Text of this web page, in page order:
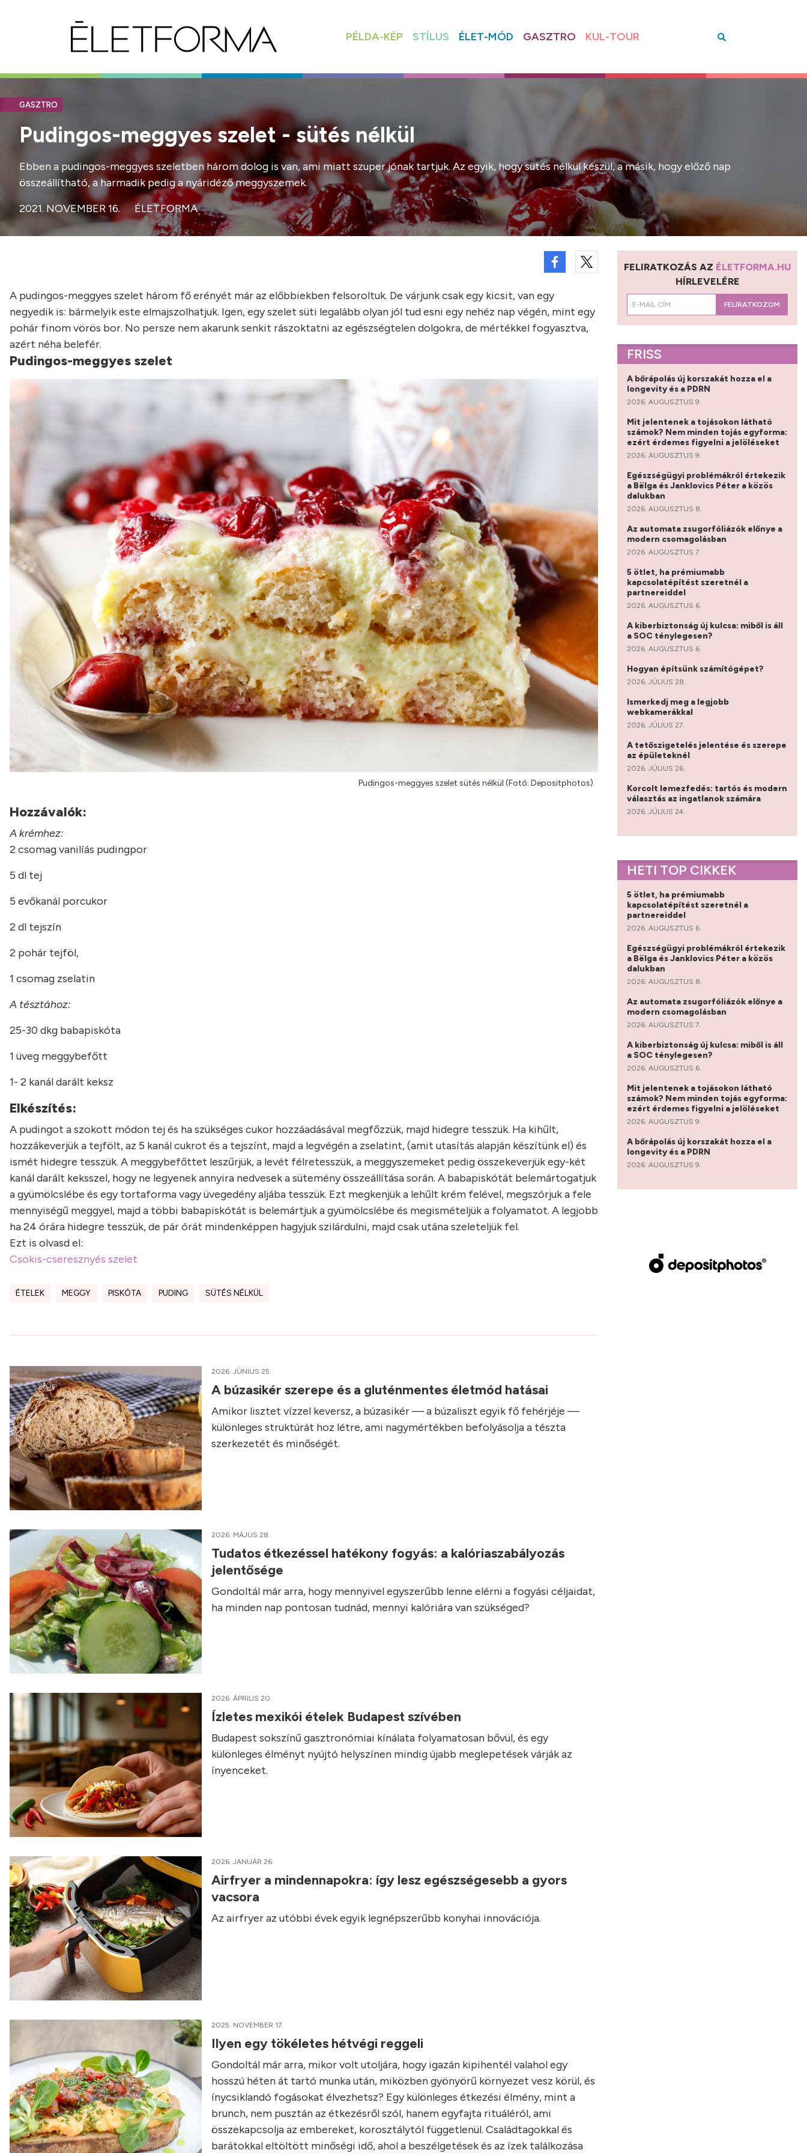
PÉLDA-KÉP STÍLUS ÉLET-MÓD GASZTRO KUL-TOUR
GASZTRO
Pudingos-meggyes szelet - sütés nélkül
Ebben a pudingos-meggyes szeletben három dolog is van, ami miatt szuper jónak tartjuk. Az egyik, hogy sütés nélkül készül, a másik, hogy előző nap
összeállítható, a harmadik pedig a nyáridéző meggyszemek.
2021. NOVEMBER 16.
ÉLETFORMA
A pudingos-meggyes szelet három fő erényét már az előbbiekben felsoroltuk. De várjunk csak egy kicsit, van egy
negyedik is: bármelyik este elmajszolhatjuk. Igen, egy szelet süti legalább olyan jól tud esni egy nehéz nap végén, mint egy
pohár finom vörös bor. No persze nem akarunk senkit rászoktatni az egészségtelen dolgokra, de mértékkel fogyasztva,
azért néha belefér.
Pudingos-meggyes szelet
Pudingos-meggyes szelet sütés nélkül (Fotó: Depositphotos)
Hozzávalók:
A krémhez:
2 csomag vanilíás pudingpor
5 dl tej
5 evőkanál porcukor
2 dl tejszín
2 pohár tejföl,
1 csomag zselatin
A tésztához:
25-30 dkg babapiskóta
1 üveg meggybefőtt
1- 2 kanál darált keksz
Elkészítés:
A pudingot a szokott módon tej és ha szükséges cukor hozzáadásával megfőzzük, majd hidegre tesszük. Ha kihűlt,
hozzákeverjük a tejfölt, az 5 kanál cukrot és a tejszínt, majd a legvégén a zselatint, (amit utasítás alapján készítünk el) és
ismét hidegre tesszük. A meggybefőttet leszűrjük, a levét félretesszük, a meggyszemeket pedig összekeverjük egy-két
kanál darált keksszel, hogy ne legyenek annyira nedvesek a sütemény összeállítása során. A babapiskótát belemártogatjuk
a gyümölcslébe és egy tortaforma vagy üvegedény aljába tesszük. Ezt megkenjük a lehűlt krém felével, megszórjuk a fele
mennyiségű meggyel, majd a többi babapiskótát is belemártjuk a gyümölcslébe és megismételjük a folyamatot. A legjobb
ha24 órára hidegre tesszük, de pár órát mindenképpen hagyjuk szilárdulni, majd csak utána szeleteljük fel.
Ezt is olvasd el:
Csokis-cseresznyés szelet
ÉTELEK MEGGY PISKÓTA PUDING SÜTÉS NÉLKÜL
2026. JÚNIUS 25.
A búzasikér szerepe és a gluténmentes életmód hatásai
Amikor lisztet vízzel keversz, a búzasikér — a búzaliszt egyik fő fehérjéje —
különleges struktúrát hoz létre, ami nagymértékben befolyásolja a tészta
szerkezetét és minőségét.
2026. MÁJUS 28.
Tudatos étkezéssel hatékony fogyás: a kalóriaszabályozás
jelentősége
Gondoltál már arra, hogy mennyivel egyszerűbb lenne elérni a fogyási céljaidat,
ha minden nap pontosan tudnád, mennyi kalóriára van szükséged?
2026. ÁPRILIS 20.
Ízletes mexikói ételek Budapest szívében
Budapest sokszínű gasztronómiai kínálata folyamatosan bővül, és egy
különleges élményt nyújtó helyszínen mindig újabb meglepetések várják az
ínyenceket.
2026. JANUÁR 26.
Airfryer a mindennapokra: így lesz egészségesebb a gyors
vacsora
Az airfryer az utóbbi évek egyik legnépszerűbb konyhai innovációja.
2025. NOVEMBER 17.
Ilyen egy tökéletes hétvégi reggeli
Gondoltál már arra, mikor volt utoljára, hogy igazán kipihentél valahol egy
hosszú héten át tartó munka után, miközben gyönyörű környezet vesz körül, és
ínycsiklandó fogásokat élvezhetsz? Egy különleges étkezési élmény, mint a
brunch, nem pusztán az étkezésről szól, hanem egyfajta rituáléról, ami
összekapcsolja az embereket, korosztálytól függetlenül. Családtagokkal és
barátokkal eltöltött minőségi idő, ahol a beszélgetések és az ízek találkozása
FELIRATKOZÁS AZ ÉLETFORMA.HU
HÍRLEVELÉRE
FELIRATKOZOM
FRISS
A bőrápolás új korszakát hozza el a
longevity és a PDRN
2026. AUGUSZTUS 9.
Mit jelentenek a tojásokon látható
számok? Nem minden tojás egyforma:
ezért érdemes figyelni a jelöléseket
2026. AUGUSZTUS 9.
Egészségügyi problémákról értekezik
a Bëlga és Janklovics Péter a közös
dalukban
2026. AUGUSZTUS 8.
Az automata zsugorfóliázók előnye a
modern csomagolásban
2026. AUGUSZTUS 7.
5 ötlet, ha prémiumabb
kapcsolatépítést szeretnél a
partnereiddel
2026. AUGUSZTUS 6.
A kiberbiztonság új kulcsa: miből is áll
a SOC ténylegesen?
2026. AUGUSZTUS 6.
Hogyan építsünk számítógépet?
2026. JÚLIUS 28.
Ismerkedj meg a legjobb
webkamerákkal
2026. JÚLIUS 27.
A tetőszigetelés jelentése és szerepe
az épületeknél
2026. JÚLIUS 26.
Korcolt lemezfedés: tartós és modern
választás az ingatlanok számára
2026. JÚLIUS 24.
HETI TOP CIKKEK
5 ötlet, ha prémiumabb
kapcsolatépítést szeretnél a
partnereiddel
2026. AUGUSZTUS 6.
Egészségügyi problémákról értekezik
a Bëlga és Janklovics Péter a közös
dalukban
2026. AUGUSZTUS 8.
Az automata zsugorfóliázók előnye a
modern csomagolásban
2026. AUGUSZTUS 7.
A kiberbiztonság új kulcsa: miből is áll
a SOC ténylegesen?
2026. AUGUSZTUS 6.
Mit jelentenek a tojásokon látható
számok? Nem minden tojás egyforma:
ezért érdemes figyelni a jelöléseket
2026. AUGUSZTUS 9.
A bőrápolás új korszakát hozza el a
longevity és a PDRN
2026. AUGUSZTUS 9.